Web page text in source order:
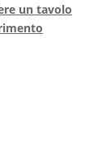
un tavolo